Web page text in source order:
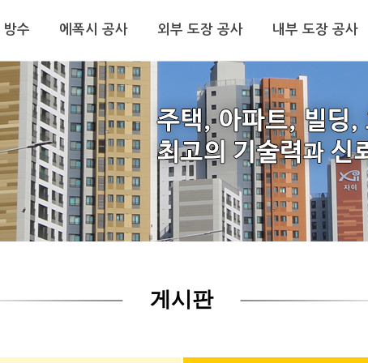
방수 에폭시 공사 외부 도장 공사 내부 도장 공사
게시판